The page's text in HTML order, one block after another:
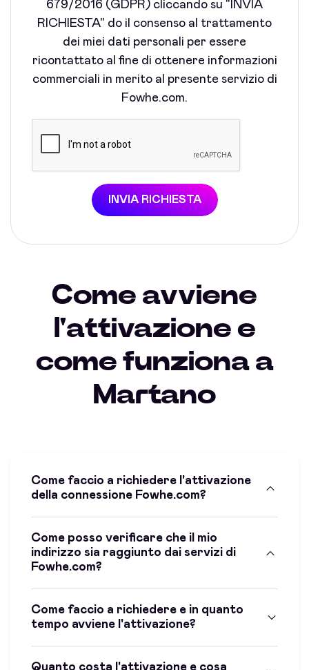
679/2016 (GDPR) cliccando su "INVIA
RICHIESTA" do il consenso al trattamento
dei miei dati personali per essere
ricontattato al fine di ottenere informazioni
commerciali in merito al presente servizio di
Fowhe.com.
INVIA RICHIESTA
Come avviene
l'attivazione e
come funziona a
Martano
Come faccio a richiedere l'attivazione
della connessione Fowhe.com?
Come posso verificare che il mio
indirizzo sia raggiunto dai servizi di
Fowhe.com?
Come faccio a richiedere e in quanto
tempo avviene l'attivazione?
Quanto costa l'attivazione e cosa